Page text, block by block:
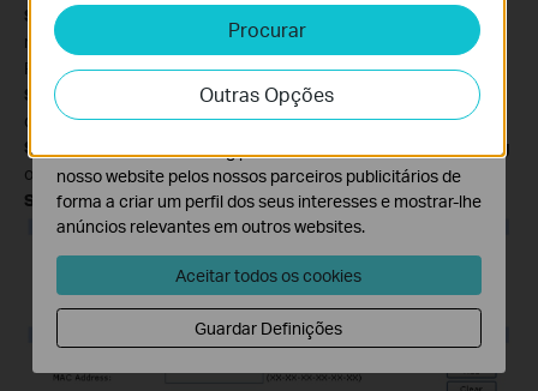
Step 1
Open the web browser and type the IP address of the
router (default is 192.168.0.1) into the address bar and then
Press Enter.
Step 2
Type the username and password in the login page, the
default username and password both areadmin.
Step 3
on Firewall->Anti ARP Spoofing->IP-MAC Binding
on the left side.
Step 4Enter the IP address and MAC address of your PC.
Procurar
Outras Opções
Cookies de Análise e Marketing
Os cookies de analise permite-nos analisar as suas
atividades no nosso website para melhorar e ajustar a
funcionalidade do nosso website.
O cookies de marketing podem ser definidos através do
nosso website pelos nossos parceiros publicitários de
forma a criar um perfil dos seus interesses e mostrar-lhe
anúncios relevantes em outros websites.
Aceitar todos os cookies
Guardar Definições